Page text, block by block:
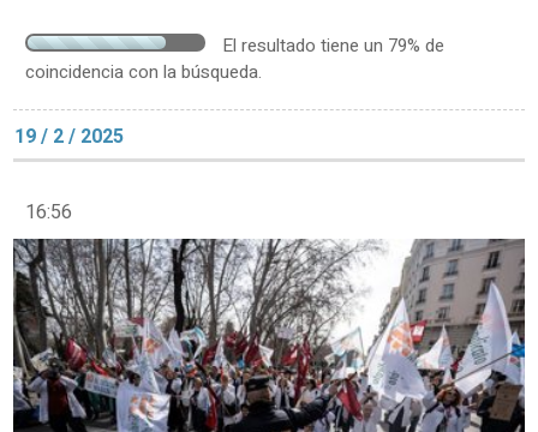
El resultado tiene un 79% de
coincidencia con la búsqueda.
19 / 2 / 2025
16:56